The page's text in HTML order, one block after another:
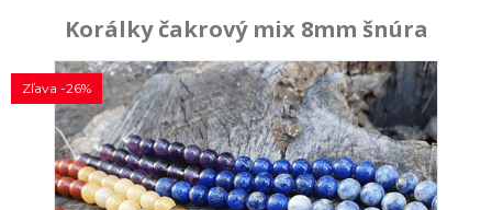
Korálky čakrový mix 8mm šnúra
Zľava -26%